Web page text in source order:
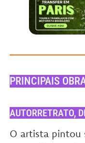
PRINCIPAIS
AUTORRETRATO,
O artista pintou